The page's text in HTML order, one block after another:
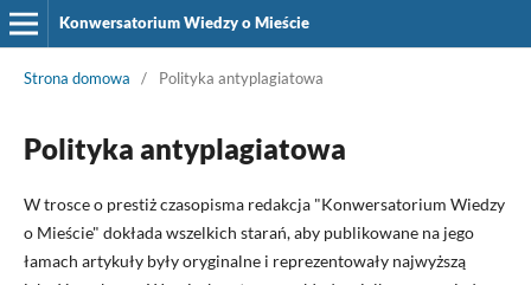
Konwersatorium Wiedzy o Mieście
Strona domowa / Polityka antyplagiatowa
Polityka antyplagiatowa
W trosce o prestiż czasopisma redakcja "Konwersatorium Wiedzy
o Mieście" dokłada wszelkich starań, aby publikowane na jego
łamach artykuły były oryginalne i reprezentowały najwyższą